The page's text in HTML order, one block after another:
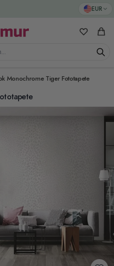
EUR
Meine
Monochrome Tiger Fototapete